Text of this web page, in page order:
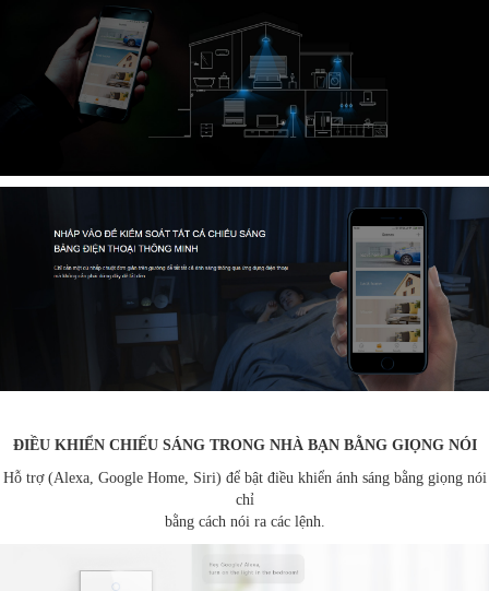
ĐIỀU KHIỂN CHIẾU SÁNG TRONG NHÀ BẠN BẰNG GIỌNG NÓI
Hỗ trợ (Alexa, Google Home, Siri) để bật điều khiển ánh sáng bằng giọng nói
chỉ
bằng cách nói ra các lệnh.